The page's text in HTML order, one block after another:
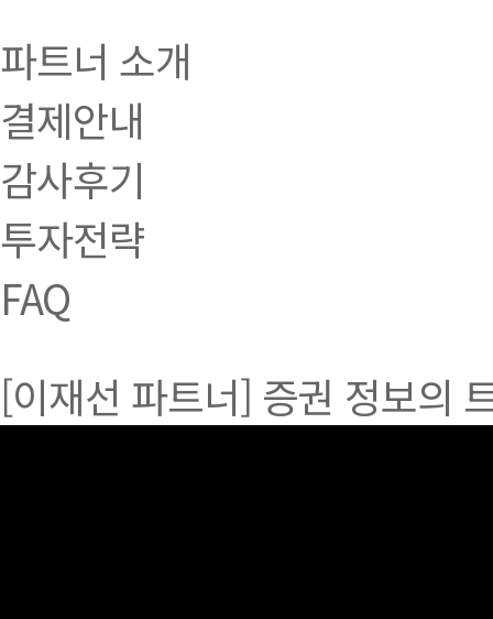
파트너 소개
결제안내
감사후기
투자전략
FAQ
[이재선 파트너] 증권 정보의